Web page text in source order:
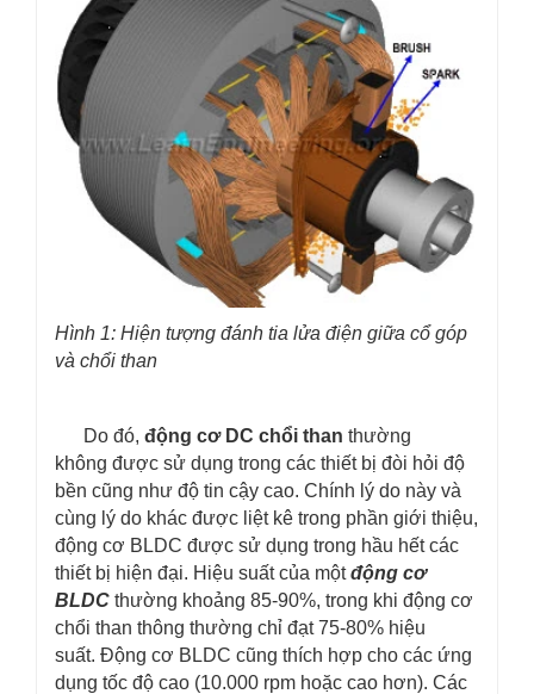
Hình 1: Hiện tượng đánh tia lửa điện giữa cổ góp
và chổi than
Do đó, động cơ DC chổi than thường
không được sử dụng trong các thiết bị đòi hỏi độ
bền cũng như độ tin cậy cao. Chính lý do này và
cùng lý do khác được liệt kê trong phần giới thiệu,
động cơ BLDC được sử dụng trong hầu hết các
thiết bị hiện đại. Hiệu suất của mộtđộng cơ
BLDC thường khoảng 85-90%, trong khi động cơ
chổi than thông thường chỉ đạt 75-80% hiệu
suất. Động cơ BLDC cũng thích hợp cho các ứng
dụng tốc độ cao (10.000 rpm hoặc cao hơn). Các